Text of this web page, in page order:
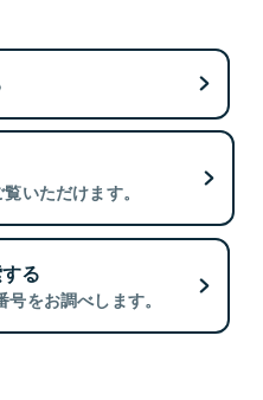
いただけます。
る
をお調べします。